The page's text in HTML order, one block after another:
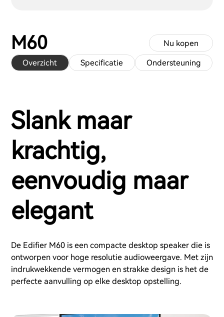
M60
Overzicht Specificatie Ondersteuning
Nu kopen
Slank maar
krachtig,
eenvoudig maar
elegant
De Edifier M60 is een compacte desktop speaker die is
ontworpen voor hoge resolutie audioweergave. Met zijn
indrukwekkende vermogen en strakke design is het de
perfecte aanvulling op elke desktop opstelling.